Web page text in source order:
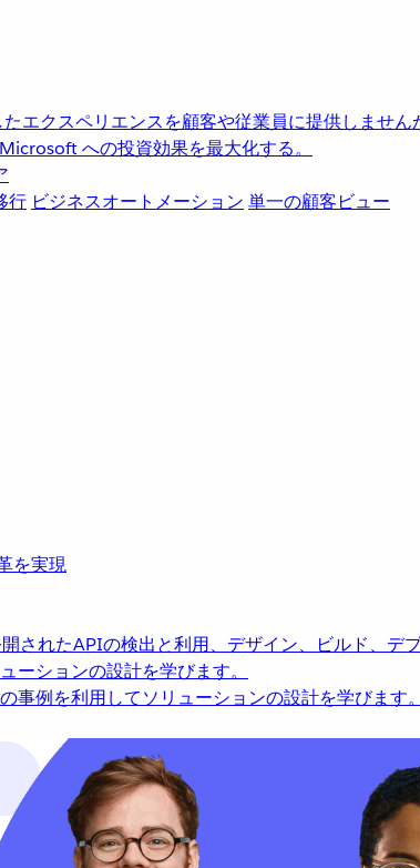
エクスペリエンスを顧客や従業員に提供しません
への投資効果を最大化する。
行 ビジネスオートメーション 単一の顧客ビュー
を実現
されたAPIの検出と利用、デザイン、ビルド、デ
ーションの設計を学びます。
事例を利用してソリューションの設計を学びます。